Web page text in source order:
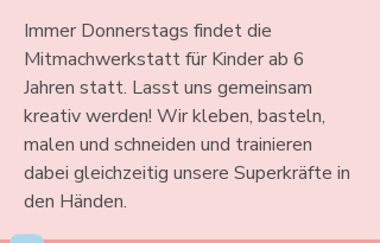
Immer Donnerstags findet die
Mitmachwerkstatt für Kinder ab 6
Jahren statt. Lasst uns gemeinsam
kreativ werden! Wir kleben, basteln,
malen und schneiden und trainieren
dabei gleichzeitig unsere Superkräfte in
den Händen.